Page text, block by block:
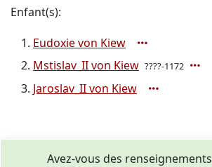
Enfant(s):
Eudoxie von Kiew
Mstislav_II von Kiew ????-1172
Jaroslav_II von Kiew
Avez-vous des renseignements